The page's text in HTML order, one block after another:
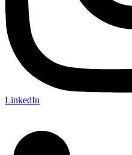
LinkedIn